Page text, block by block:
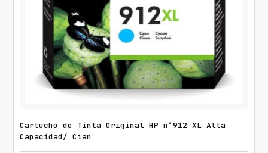
Cartucho de Tinta Original HP nº912 XL Alta
Capacidad/ Cian